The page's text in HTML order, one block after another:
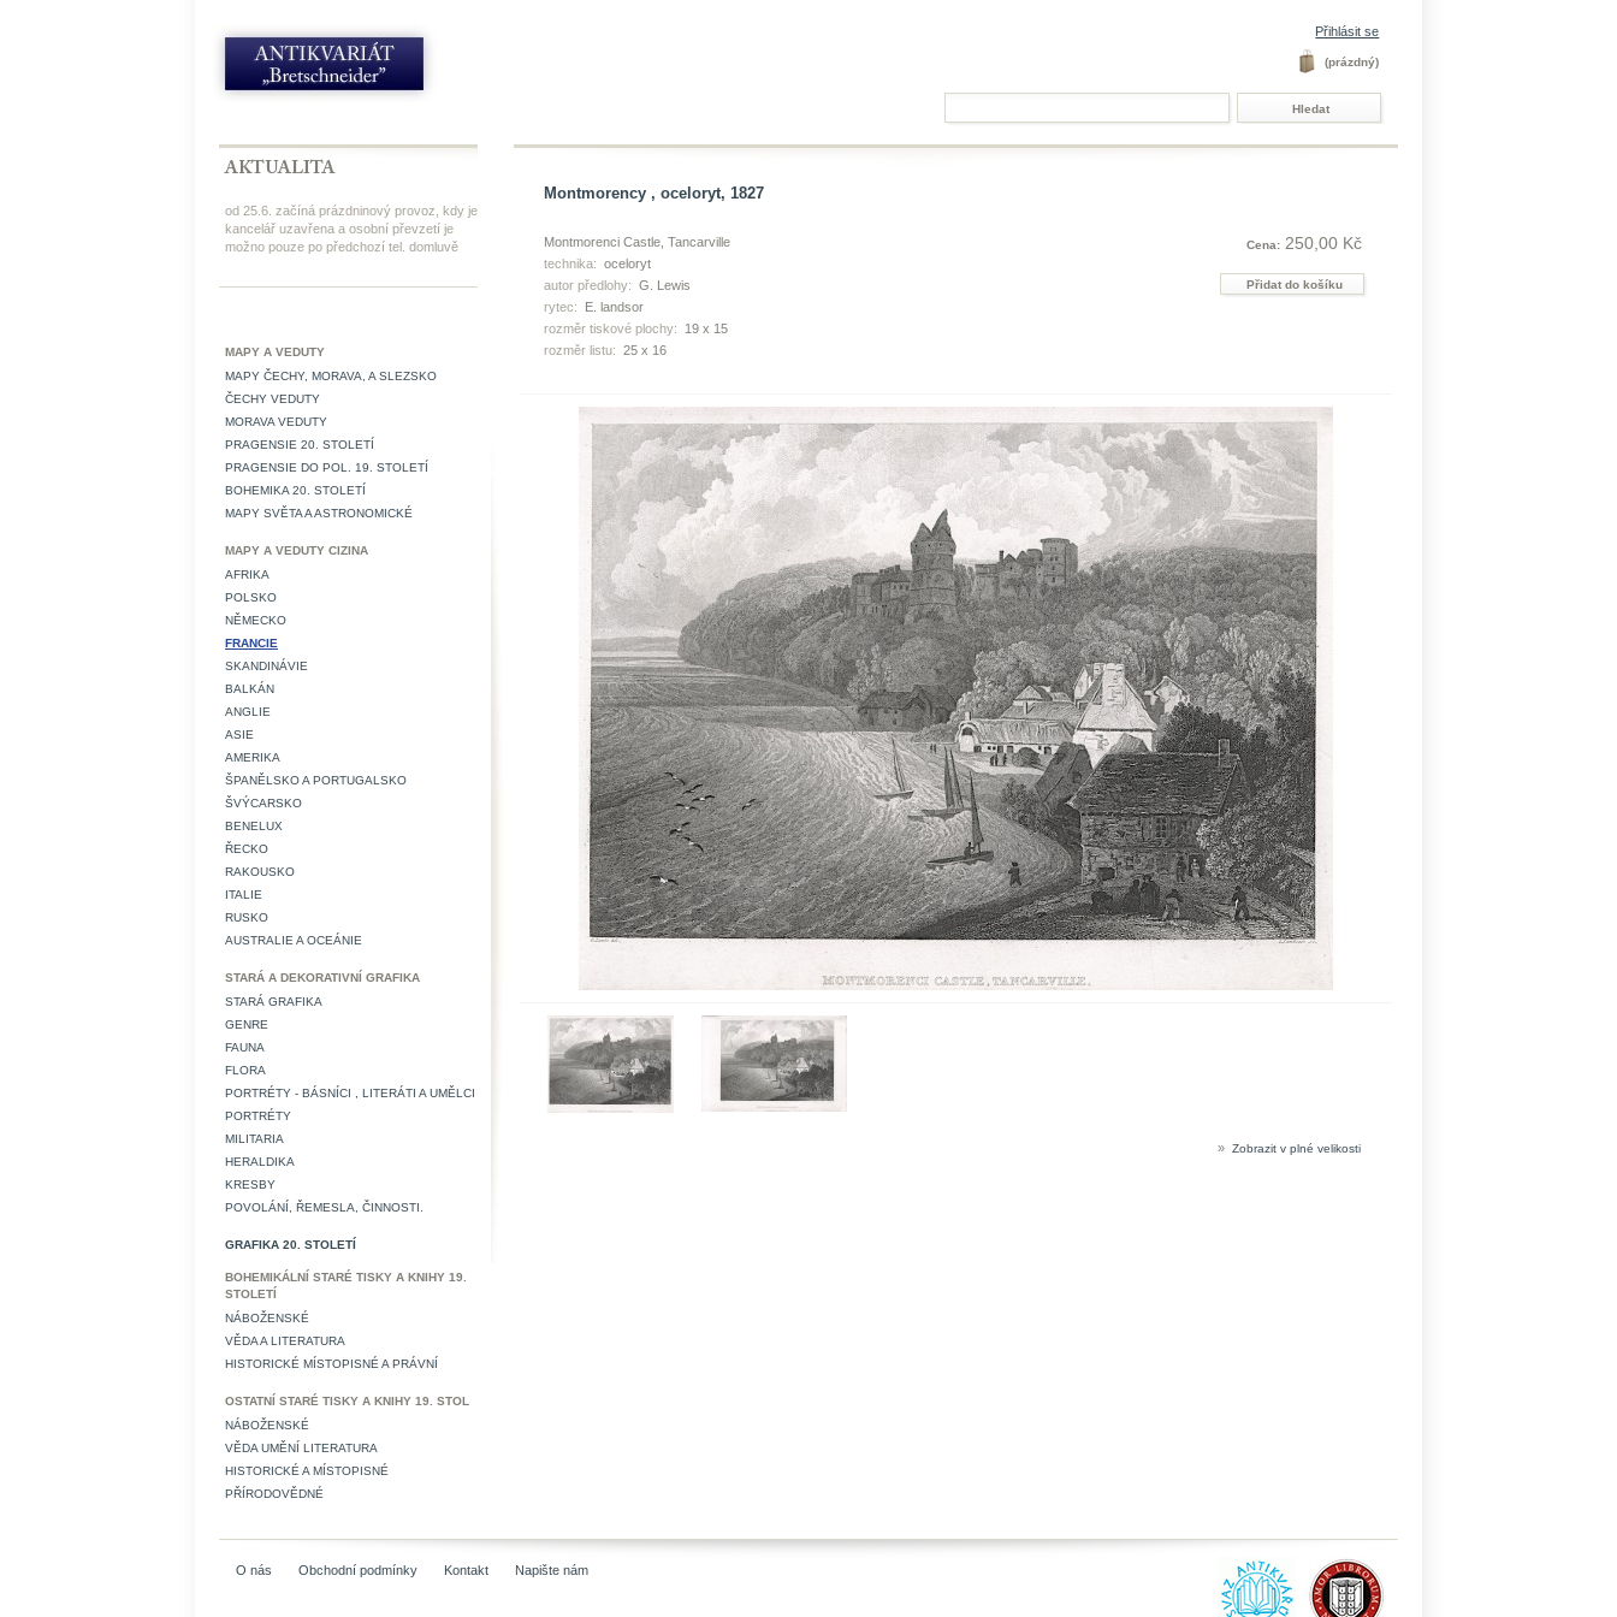
Přihlásit se
(prázdný)
od 25.6. začíná prázdninový provoz, kdy je
kancelář uzavřena a osobní převzetí je
možno pouze po předchozí tel. domluvě
MAPY A VEDUTY
MAPY ČECHY, MORAVA, A SLEZSKO
ČECHY VEDUTY
MORAVA VEDUTY
PRAGENSIE 20. STOLETÍ
PRAGENSIE DO POL. 19. STOLETÍ
BOHEMIKA 20. STOLETÍ
MAPY SVĚTA A ASTRONOMICKÉ
MAPY A VEDUTY CIZINA
AFRIKA
POLSKO
NĚMECKO
FRANCIE
SKANDINÁVIE
BALKÁN
ANGLIE
ASIE
AMERIKA
ŠPANĚLSKO A PORTUGALSKO
ŠVÝCARSKO
BENELUX
ŘECKO
RAKOUSKO
ITALIE
RUSKO
AUSTRALIE A OCEÁNIE
STARÁ A DEKORATIVNÍ GRAFIKA
STARÁ GRAFIKA
GENRE
FAUNA
FLORA
PORTRÉTY - BÁSNÍCI , LITERÁTI A UMĚLCI
PORTRÉTY
MILITARIA
HERALDIKA
KRESBY
POVOLÁNÍ, ŘEMESLA, ČINNOSTI.
GRAFIKA 20. STOLETÍ
BOHEMIKÁLNÍ STARÉ TISKY A KNIHY 19.
STOLETÍ
NÁBOŽENSKÉ
VĚDA A LITERATURA
HISTORICKÉ MÍSTOPISNÉ A PRÁVNÍ
OSTATNÍ STARÉ TISKY A KNIHY 19. STOL
NÁBOŽENSKÉ
VĚDA UMĚNÍ LITERATURA
HISTORICKÉ A MÍSTOPISNÉ
PŘÍRODOVĚDNÉ
Montmorency , oceloryt, 1827
Montmorenci Castle, Tancarville
technika: oceloryt
autor předlohy: G. Lewis
rytec:
E. landsor
rozměr tiskové plochy:
19 x 15
rozměr listu: 25 x 16
Cena: 250,00 Kč
» Zobrazit v plné velikosti
O nás Obchodní podmínky Kontakt Napište nám